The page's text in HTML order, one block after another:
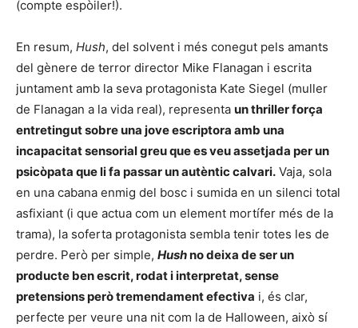
(compte espòiler!).
En resum, Hush, del solvent i més conegut pels amants
del gènere de terror director Mike Flanagan i escrita
juntament amb la seva protagonista Kate Siegel (muller
de Flanagan a la vida real), representa un thriller força
entretingut sobre una jove escriptora amb una
incapacitat sensorial greu que es veu assetjada per un
psicòpata que li fa passar un autèntic calvari. Vaja, sola
en una cabana enmig del bosc i sumida en un silenci total
asfixiant (i que actua com un element mortífer més de la
trama), la soferta protagonista sembla tenir totes les de
perdre. Però per simple, Hushno deixa de ser un
producte ben escrit, rodat i interpretat, sense
pretensions però tremendament efectiva i, és clar,
perfecte per veure una nit com la de Halloween, això sí